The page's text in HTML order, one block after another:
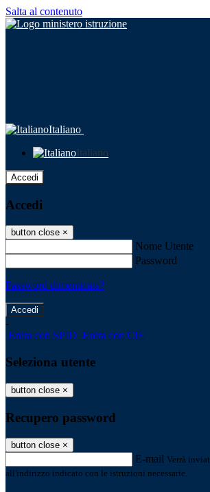
Salta al contenuto
Italiano
Italiano
Accedi
Accedi
button close ×
Nome Utente
Password
Password dimenticata?
-
Entra con SPID Entra con CIE
Seleziona utente
button close ×
Recupero password
button close ×
E-mail Verrà
all'indirizzo indicato con le istruzioni necessarie.